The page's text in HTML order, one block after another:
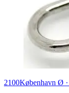
2100København Ø ·